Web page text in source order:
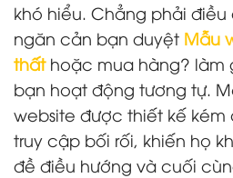
khó hiểu. Chẳng phải
ngăn cản bạn duyệt Mẫu
thấthoặc mua hàng? làm
bạn hoạt động tương tự.
website được thiết kế
truy cập bối rối, khiến họ
đề điều hướng và cuối